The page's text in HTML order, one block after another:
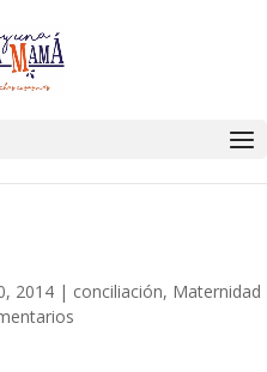
2014 | conciliación, Maternidad